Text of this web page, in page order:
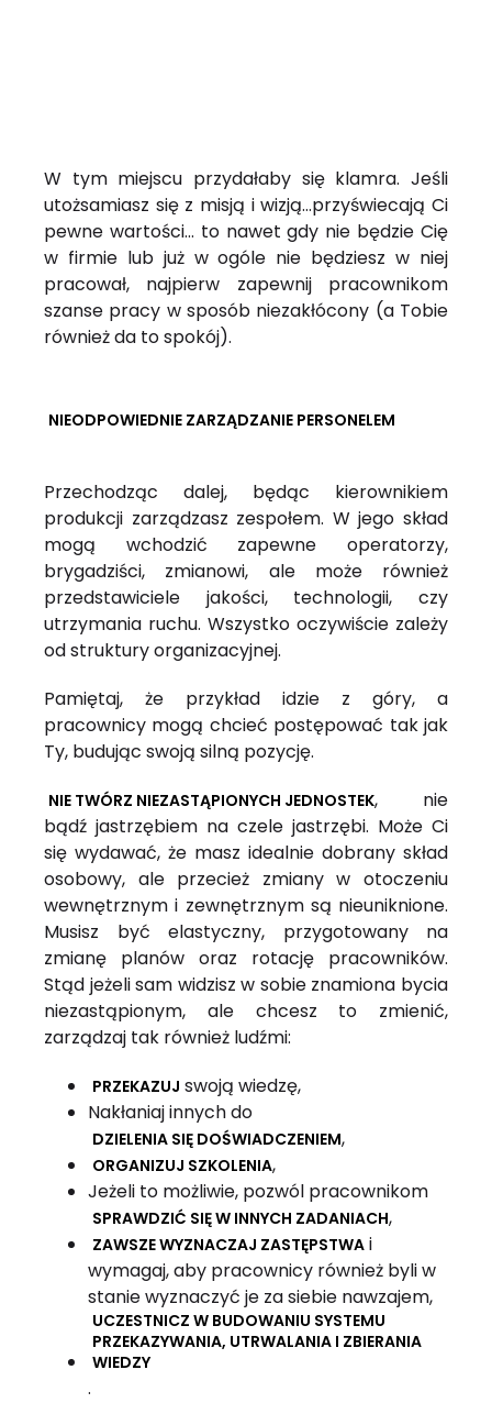
W tym miejscu przydałaby się klamra. Jeśli
utożsamiasz się z misją i wizją…przyświecają Ci
pewne wartości… to nawet gdy nie będzie Cię
w firmie lub już w ogóle nie będziesz w niej
pracował, najpierw zapewnij pracownikom
szanse pracy w sposób niezakłócony (a Tobie
również da to spokój).
NIEODPOWIEDNIE ZARZĄDZANIE PERSONELEM
Przechodząc dalej, będąc kierownikiem
produkcji zarządzasz zespołem. W jego skład
mogą wchodzić zapewne operatorzy,
brygadziści, zmianowi, ale może również
przedstawiciele jakości, technologii, czy
utrzymania ruchu. Wszystko oczywiście zależy
od struktury organizacyjnej.
Pamiętaj, że przykład idzie z góry, a
pracownicy mogą chcieć postępować tak jak
Ty, budując swoją silną pozycję.
NIE TWÓRZ NIEZASTĄPIONYCH JEDNOSTEK, nie
bądź jastrzębiem na czele jastrzębi. Może Ci
się wydawać, że masz idealnie dobrany skład
osobowy, ale przecież zmiany w otoczeniu
wewnętrznym i zewnętrznym są nieuniknione.
Musisz być elastyczny, przygotowany na
zmianę planów oraz rotację pracowników.
Stąd jeżeli sam widzisz w sobie znamiona bycia
niezastąpionym, ale chcesz to zmienić,
zarządzaj tak również ludźmi:
PRZEKAZUJ swoją wiedzę,
Nakłaniaj innych do
DZIELENIA SIĘ DOŚWIADCZENIEM,
ORGANIZUJ SZKOLENIA,
Jeżeli to możliwie, pozwól pracownikom
SPRAWDZIĆ SIĘ W INNYCH ZADANIACH,
ZAWSZE WYZNACZAJ ZASTĘPSTWA i
wymagaj, aby pracownicy również byli w
stanie wyznaczyć je za siebie nawzajem,
UCZESTNICZ W BUDOWANIU SYSTEMU
PRZEKAZYWANIA, UTRWALANIA I ZBIERANIA
WIEDZY
.